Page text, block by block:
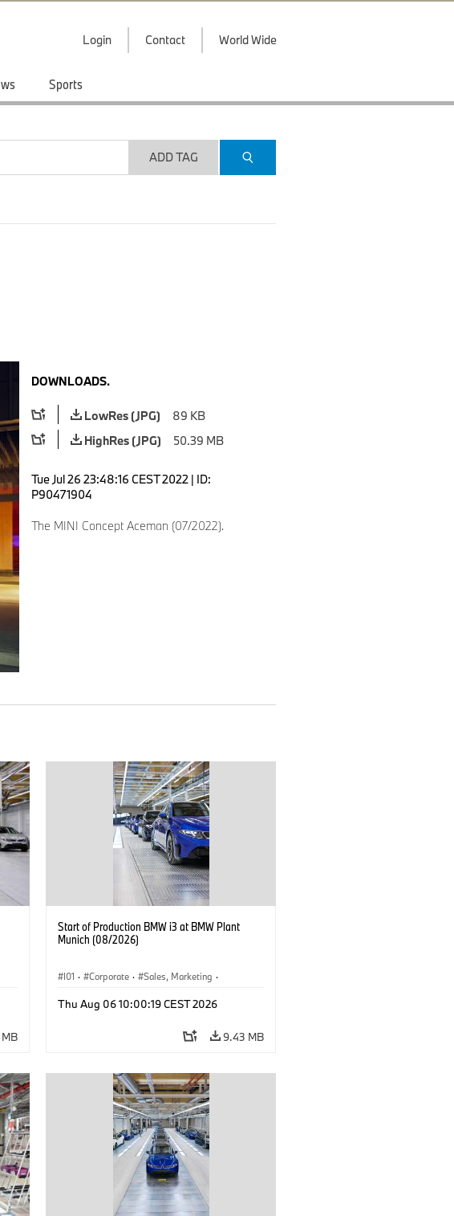
Login Contact World Wide
Sports
ADD TAG
DOWNLOADS.
LowRes (JPG)
89 KB
HighRes (JPG)
50.39 MB
Tue Jul 26 23:48:16 CEST 2022 | ID:
P90471904
The MINI Concept Aceman (07/2022).
Start of Production BMW i3 at BMW Plant
Munich (08/2026)
I01 · Corporate · Sales, Marketing ·
Thu Aug 06 10:00:19 CEST 2026
9.43 MB